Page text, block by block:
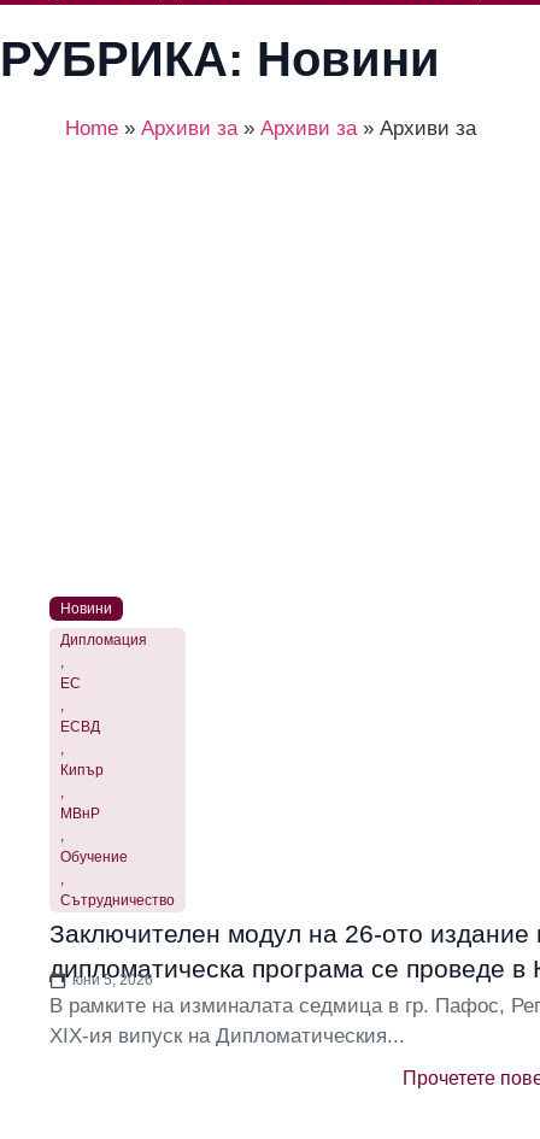
РУБРИКА: Новини
Home» Архиви за» Архиви за» Архиви за
Новини
Дипломация
ЕС
ЕСВД
Кипър
МВнР
Обучение
Сътрудничество
Заключителен модул на 26-ото издание
дипломатическа програма се проведе в
юни 5, 2026
В рамките на изминалата седмица в гр. Пафос,
XIX-ия випуск на Дипломатическия...
Прочетете